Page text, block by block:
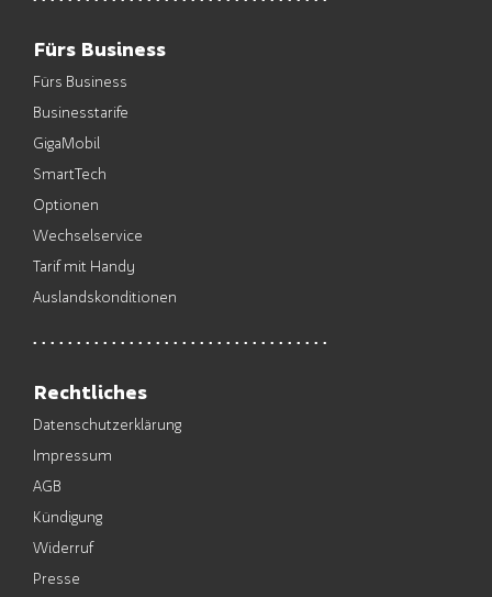
Fürs Business
Fürs Business
Businesstarife
GigaMobil
SmartTech
Optionen
Wechselservice
Tarif mit Handy
Auslandskonditionen
Rechtliches
Datenschutzerklärung
Impressum
AGB
Kündigung
Widerruf
Presse